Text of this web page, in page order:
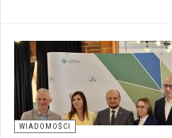
terapii. Wysoki poziom usług,
regionie.
WIADOMOŚCI